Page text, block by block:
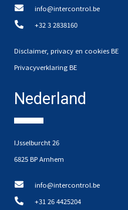
info@intercontrol.be
+32 3 2838160
Disclaimer, privacy en cookies BE
Privacyverklaring BE
Nederland
IJsselburcht 26
6825 BP Arnhem
info@intercontrol.be
+31 26 4425204